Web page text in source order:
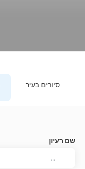
סיורים בעיר
שם רעיון